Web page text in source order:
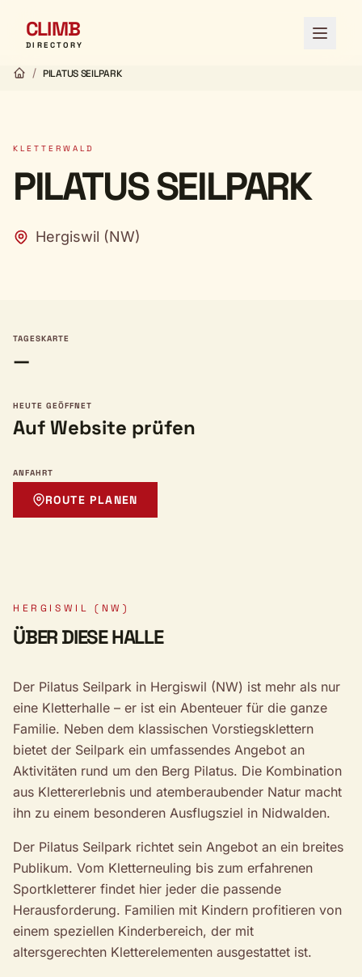
CLIMB
DIRECTORY Menü
/ PILATUS SEILPARK
KLETTERWALD
PILATUS SEILPARK
Hergiswil (NW)
TAGESKARTE
—
HEUTE GEÖFFNET
Auf Website prüfen
ANFAHRT
ROUTE PLANEN
HERGISWIL (NW)
ÜBER DIESE HALLE
Der Pilatus Seilpark in Hergiswil (NW) ist mehr als nur
eine Kletterhalle – er ist ein Abenteuer für die ganze
Familie. Neben dem klassischen Vorstiegsklettern
bietet der Seilpark ein umfassendes Angebot an
Aktivitäten rund um den Berg Pilatus. Die Kombination
aus Klettererlebnis und atemberaubender Natur macht
ihn zu einem besonderen Ausflugsziel in Nidwalden.
Der Pilatus Seilpark richtet sein Angebot an ein breites
Publikum. Vom Kletterneuling bis zum erfahrenen
Sportkletterer findet hier jeder die passende
Herausforderung. Familien mit Kindern profitieren von
einem speziellen Kinderbereich, der mit
altersgerechten Kletterelementen ausgestattet ist.